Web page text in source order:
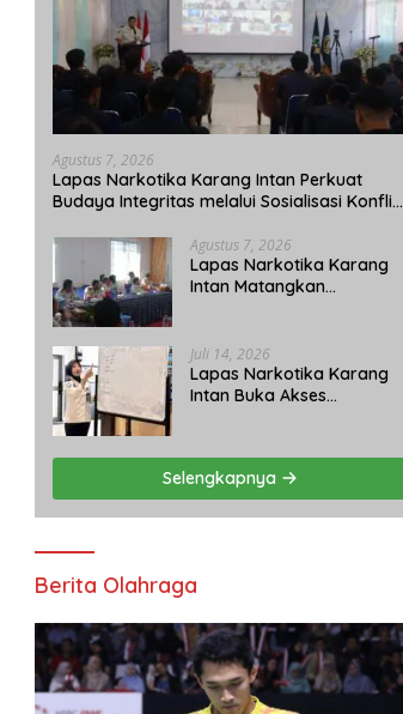
Agustus 7, 2026
Lapas Narkotika Karang Intan Perkuat
Budaya Integritas melalui Sosialisasi Konflik
Agustus 7, 2026
Lapas Narkotika Karang
Intan Matangkan
HUT Ke-81 RI
Juli 14, 2026
Lapas Narkotika Karang
Intan Buka Akses
Binaan
Selengkapnya
Berita Olahraga